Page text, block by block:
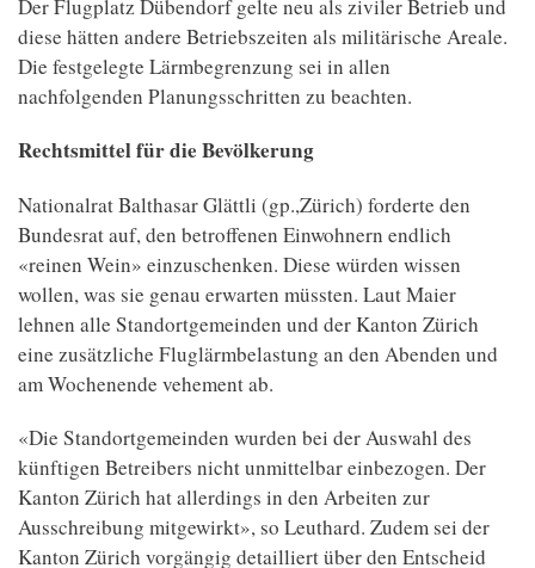
Der Flugplatz Dübendorf gelte neu als ziviler Betrieb und
diese hätten andere Betriebszeiten als militärische Areale.
Die festgelegte Lärmbegrenzung sei in allen
nachfolgenden Planungsschritten zu beachten.
Rechtsmittel für die Bevölkerung
Nationalrat Balthasar Glättli (gp.,Zürich) forderte den
Bundesrat auf, den betroffenen Einwohnern endlich
«reinen Wein» einzuschenken. Diese würden wissen
wollen, was sie genau erwarten müssten. Laut Maier
lehnen alle Standortgemeinden und der Kanton Zürich
eine zusätzliche Fluglärmbelastung an den Abenden und
am Wochenende vehement ab.
«Die Standortgemeinden wurden bei der Auswahl des
künftigen Betreibers nicht unmittelbar einbezogen. Der
Kanton Zürich hat allerdings in den Arbeiten zur
Ausschreibung mitgewirkt», so Leuthard. Zudem sei der
Kanton Zürich vorgängig detailliert über den Entscheid